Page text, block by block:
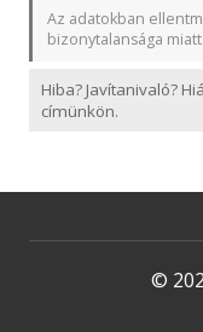
Az adatokban
bizonytalansága miatt.
Hiba? Javítanivaló?
címünkön.
©